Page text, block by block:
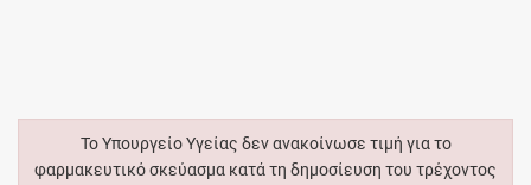
Το Υπουργείο Υγείας δεν ανακοίνωσε τιμή για το
φαρμακευτικό σκεύασμα κατά τη δημοσίευση του τρέχοντος